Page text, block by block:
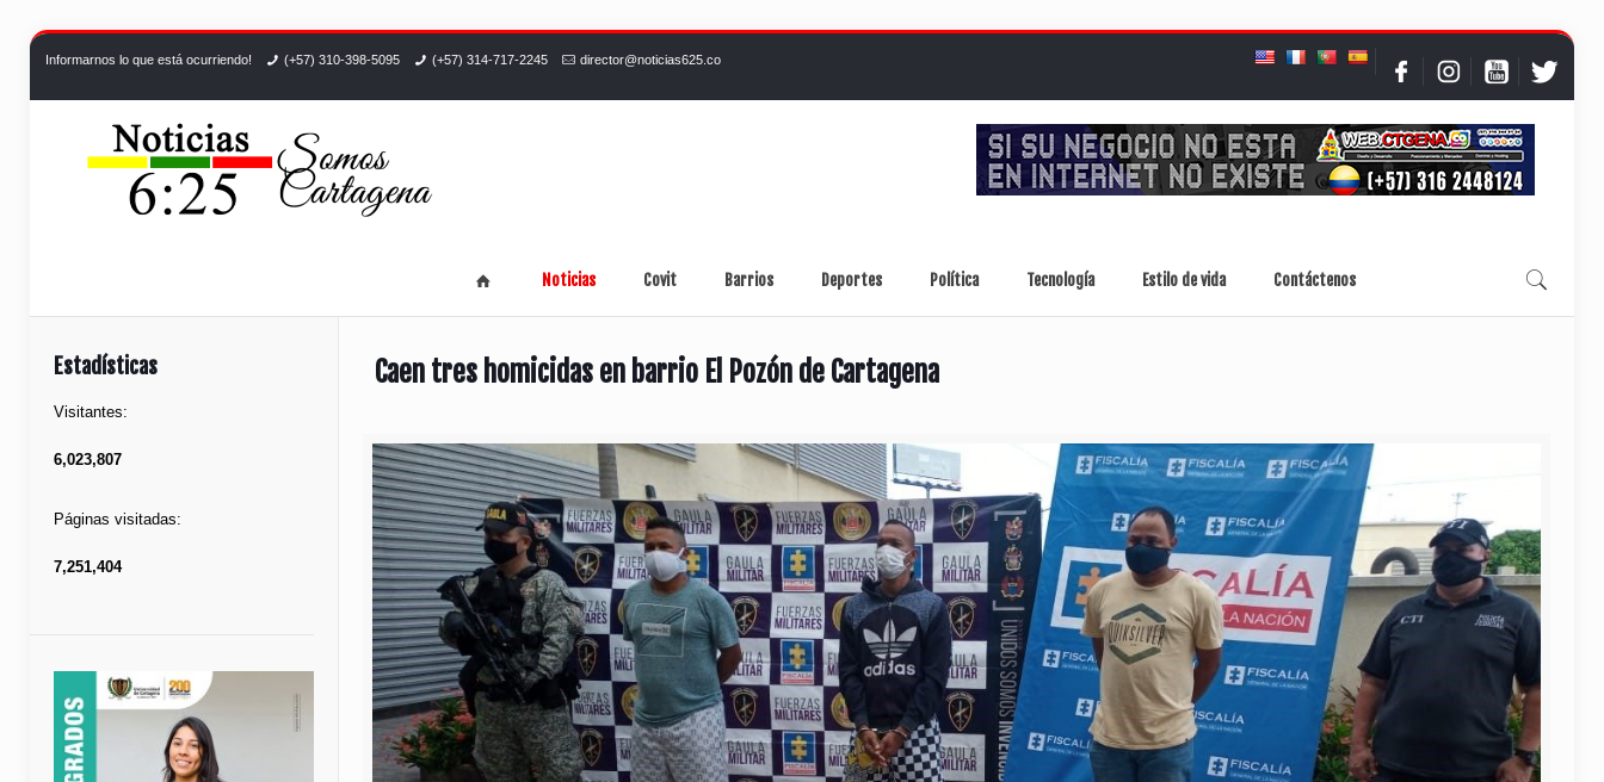
Informarnos lo que está ocurriendo! (+57) 310-398-5095 (+57) 314-717-2245 director@noticias625.co
Noticias Covit Barrios Deportes Política Tecnología Estilo de vida Contáctenos
Caen tres homicidas en barrio El Pozón de Cartagena
Estadísticas
Visitantes:
6,023,807
Páginas visitadas:
7,251,404